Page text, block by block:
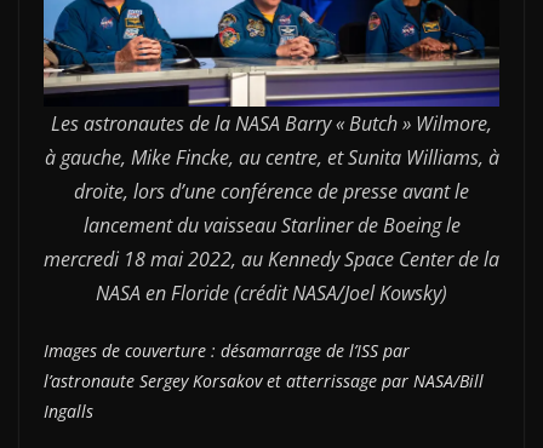
Les astronautes de la NASA Barry « Butch » Wilmore,
à gauche, Mike Fincke, au centre, et Sunita Williams, à
droite, lors d’une conférence de presse avant le
lancement du vaisseau Starliner de Boeing le
mercredi 18 mai 2022, au Kennedy Space Center de la
NASA en Floride (crédit NASA/Joel Kowsky)
Images de couverture : désamarrage de l’ISS par
l’astronaute Sergey Korsakov et atterrissage par NASA/Bill
Ingalls